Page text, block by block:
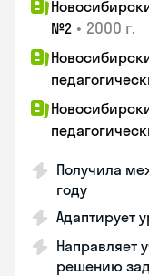
№2 • 2000 г.
Получила
году
Адаптирует
Направляет
решению